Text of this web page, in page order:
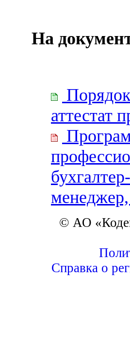
На
аттестат
менеджер,
© АО
Справка о